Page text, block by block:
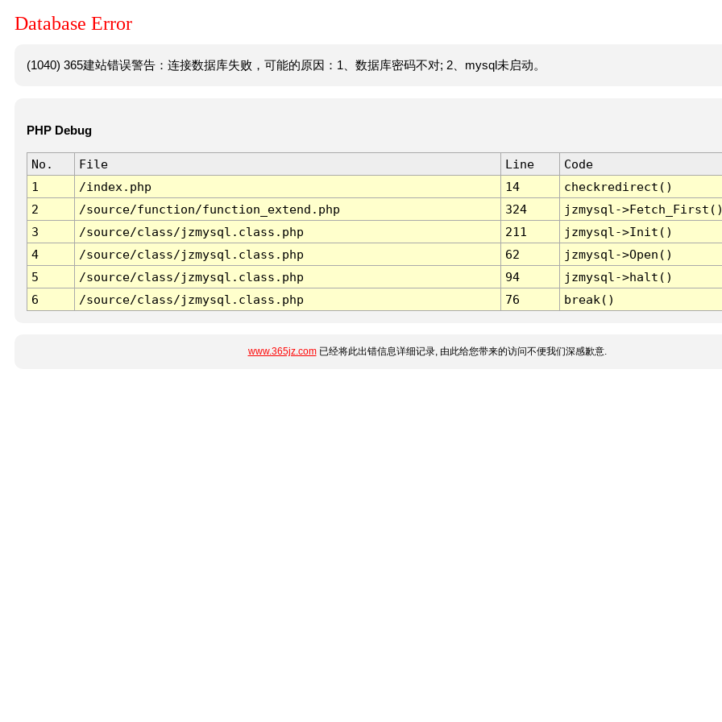
Database Error
(1040) 365建站错误警告：连接数据库失败，可能的原因：1、数据库密码不对; 2、mysql未启动。
PHP Debug
No. File Line
Code
1
/index.php 14
checkredirect()
2
/source/function/function_extend.php 324
jzmysql-
3
/source/class/jzmysql.class.php 211
jzmysql->Init()
4
/source/class/jzmysql.class.php 62
jzmysql->Open()
5
/source/class/jzmysql.class.php 94
jzmysql->halt()
6
/source/class/jzmysql.class.php 76 break()
www.365jz.com已经将此出错信息详细记录, 由此给您带来的访问不便我们深感歉意.